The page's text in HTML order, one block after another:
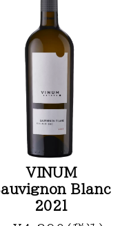
VINUM
Blanc
2021